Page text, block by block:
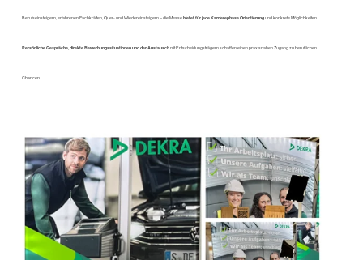
Berufseinsteigern, erfahrenen Fachkräften, Quer- und Wiedereinsteigern – die Messebietet für jede Karrierephase Orientierungund konkrete Möglichkeiten.
Persönliche Gespräche, direkte Bewerbungssituationen und der Austauschmit Entscheidungsträgern schaffen einen praxisnahen Zugang zu beruflichen
Chancen.